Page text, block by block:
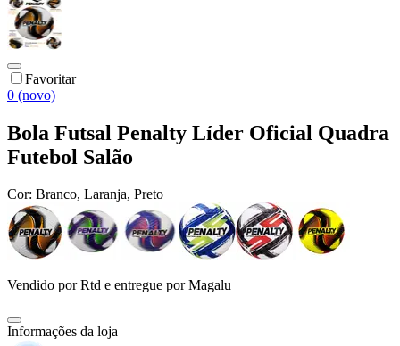
Favoritar
0 (novo)
Bola Futsal Penalty Líder Oficial Quadra
Futebol Salão
Cor: Branco, Laranja, Preto
Vendido porRtd e entregue por Magalu
Informações da loja